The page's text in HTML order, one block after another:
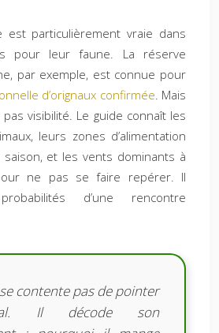
est particulièrement vraie dans
pour leur faune. La réserve
par exemple, est connue pour
d’orignaux confirmée . Mais
visibilité. Le guide connaît les
leurs zones d’alimentation
saison, et les vents dominants à
ne pas se faire repérer. Il
d’une rencontre
contente pas de pointer
Il décode son